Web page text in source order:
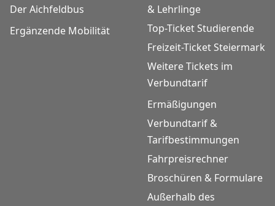
Der Aichfeldbus
Ergänzende Mobilität
& Lehrlinge
Top-Ticket Studierende
Freizeit-Ticket Steiermark
Weitere Tickets im
Verbundtarif
Ermäßigungen
Verbundtarif &
Tarifbestimmungen
Fahrpreisrechner
Broschüren & Formulare
Außerhalb des